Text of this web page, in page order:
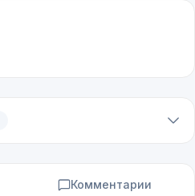
Комментарии